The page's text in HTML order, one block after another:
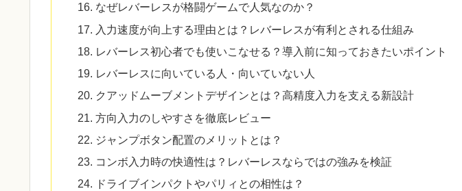
なぜレバーレスが格闘ゲームで人気なのか？
入力速度が向上する理由とは？レバーレスが有利とされる仕組み
レバーレス初心者でも使いこなせる？導入前に知っておきたいポイント
レバーレスに向いている人・向いていない人
クアッドムーブメントデザインとは？高精度入力を支える新設計
方向入力のしやすさを徹底レビュー
ジャンプボタン配置のメリットとは？
コンボ入力時の快適性は？レバーレスならではの強みを検証
ドライブインパクトやパリィとの相性は？